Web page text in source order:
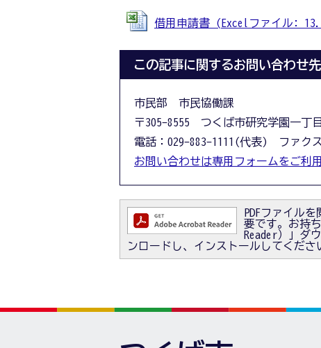
借用申請書 (Excelファイル:
この記事に関するお問い合わせ先
市民部 市民協働課
〒305-8555 つくば市研究学園一丁
電話：029-883-1111(代表) ファク
お問い合わせは専用フォームをご利
PDFファイル
要です。お持
Reader）」ダ
ンロードし、インストールしてくださ